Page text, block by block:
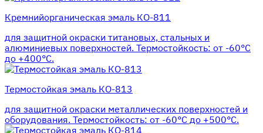
Кремнийорганическая эмаль КО-811
для защитной окраски титановых, стальных и
алюминиевых поверхностей. Термостойкость: от -60°С
до +400°С.
Термостойкая эмаль КО-813
для защитной окраски металлических поверхностей и
оборудования. Термостойкость: от -60°С до +500°С.